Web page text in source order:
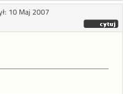
10 Maj 2007